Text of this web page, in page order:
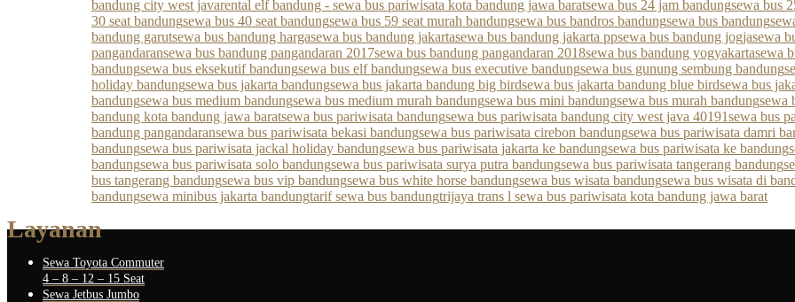
bandung city west javarental elf bandung - sewa bus pariwisata kota bandung jawa baratsewa bus 24 jam bandungsewa bus
30 seat bandungsewa bus 40 seat bandungsewa bus 59 seat murah bandungsewa bus bandros bandungsewa bus bandung
bandung garutsewa bus bandung hargasewa bus bandung jakartasewa bus bandung jakarta ppsewa bus bandung jogjasewa
pangandaransewa bus bandung pangandaran 2017sewa bus bandung pangandaran 2018sewa bus bandung yogyakartasewa
bandungsewa bus eksekutif bandungsewa bus elf bandungsewa bus executive bandungsewa bus gunung sembung bandung
holiday bandungsewa bus jakarta bandungsewa bus jakarta bandung big birdsewa bus jakarta bandung blue birdsewa bus
bandungsewa bus medium bandungsewa bus medium murah bandungsewa bus mini bandungsewa bus murah bandungsewa
bandung kota bandung jawa baratsewa bus pariwisata bandungsewa bus pariwisata bandung city west java 40191sewa bus
bandung pangandaransewa bus pariwisata bekasi bandungsewa bus pariwisata cirebon bandungsewa bus pariwisata damri
bandungsewa bus pariwisata jackal holiday bandungsewa bus pariwisata jakarta ke bandungsewa bus pariwisata ke bandung
bandungsewa bus pariwisata solo bandungsewa bus pariwisata surya putra bandungsewa bus pariwisata tangerang bandung
bus tangerang bandungsewa bus vip bandungsewa bus white horse bandungsewa bus wisata bandungsewa bus wisata di
bandungsewa minibus jakarta bandungtarif sewa bus bandungtrijaya trans l sewa bus pariwisata kota bandung jawa barat
Layanan
Sewa Toyota Commuter
4 – 8 – 12 – 15 Seat
Sewa Jetbus Jumbo